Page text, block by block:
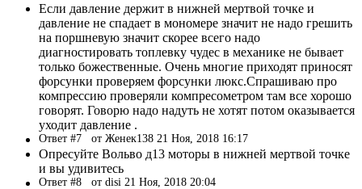
Если давление держит в нижней мертвой точке и
давление не спадает в мономере значит не надо грешить
на поршневую значит скорее всего надо
диагностировать топлевку чудес в механике не бывает
только божественные. Очень многие приходят приносят
форсунки проверяем форсунки люкс.Спрашиваю про
компрессию проверяли компресометром там все хорошо
говорят. Говорю надо надуть не хотят потом оказывается
уходит давление .
Ответ #7 от Женек138 21 Ноя, 2018 16:17
Опресуйте Вольво д13 моторы в нижней мертвой точке
и вы удивитесь
Ответ #8 от disi 21 Ноя, 2018 20:04